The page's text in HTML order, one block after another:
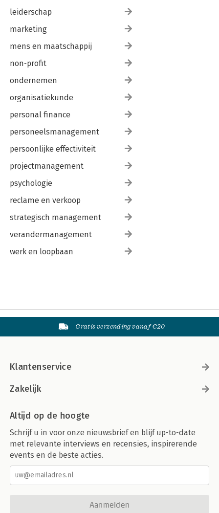
leiderschap
marketing
mens en maatschappij
non-profit
ondernemen
organisatiekunde
personal finance
personeelsmanagement
persoonlijke effectiviteit
projectmanagement
psychologie
reclame en verkoop
strategisch management
verandermanagement
werk en loopbaan
Gratis verzending vanaf €20
Klantenservice
Zakelijk
Altijd op de hoogte
Schrijf u in voor onze nieuwsbrief en blijf up-to-date
met relevante interviews en recensies, inspirerende
events en de beste acties.
Aanmelden